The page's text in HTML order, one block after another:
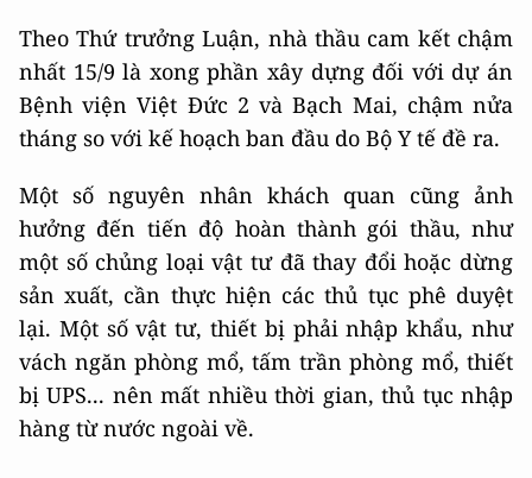
Theo Thứ trưởng Luận, nhà thầu cam kết chậm
nhất 15/9 là xong phần xây dựng đối với dự án
Bệnh viện Việt Đức 2 và Bạch Mai, chậm nửa
tháng so với kế hoạch ban đầu do Bộ Y tế đề ra.
Một số nguyên nhân khách quan cũng ảnh
hưởng đến tiến độ hoàn thành gói thầu, như
một số chủng loại vật tư đã thay đổi hoặc dừng
sản xuất, cần thực hiện các thủ tục phê duyệt
lại. Một số vật tư, thiết bị phải nhập khẩu, như
vách ngăn phòng mổ, tấm trần phòng mổ, thiết
bị UPS... nên mất nhiều thời gian, thủ tục nhập
hàng từ nước ngoài về.